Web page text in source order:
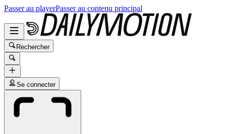
Passer au playerPasser au contenu principal
Rechercher
Se connecter